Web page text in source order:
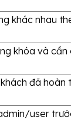
khác nhau
khóa và
đã hoàn
user